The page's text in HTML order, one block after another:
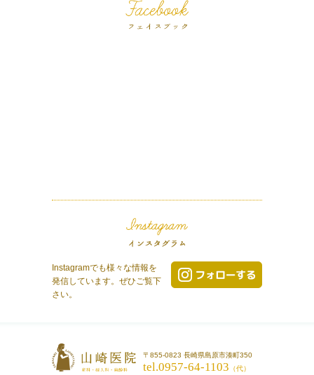
Instagramでも様々な情報を
発信しています。ぜひご覧下
さい。
〒855-0823 長崎県島原市湊町350
tel.0957-64-1103 （代）